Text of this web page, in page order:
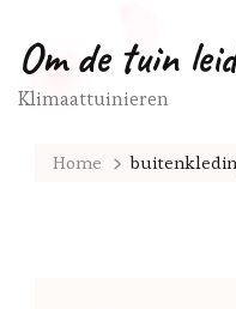
Om de tuin
Klimaattuinieren
Home